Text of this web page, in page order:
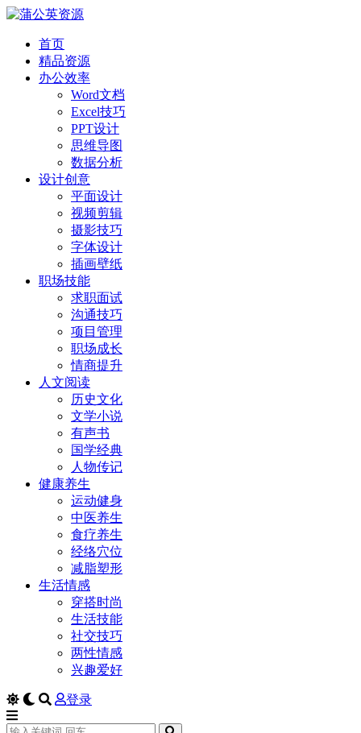
首页
精品资源
办公效率
Word文档
Excel技巧
PPT设计
思维导图
数据分析
设计创意
平面设计
视频剪辑
摄影技巧
字体设计
插画壁纸
职场技能
求职面试
沟通技巧
项目管理
职场成长
情商提升
人文阅读
历史文化
文学小说
有声书
国学经典
人物传记
健康养生
运动健身
中医养生
食疗养生
经络穴位
减脂塑形
生活情感
穿搭时尚
生活技能
社交技巧
两性情感
兴趣爱好
登录